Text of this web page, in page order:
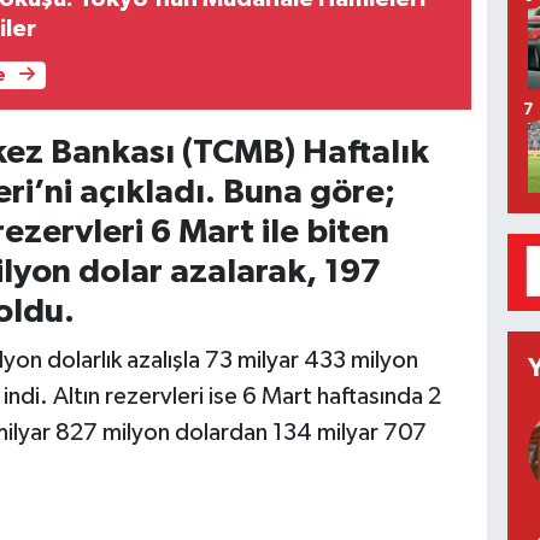
Bankası (TCMB) Haftalık
açıkladı. Buna göre;
6 Mart ile biten
dolar azalarak, 197
dolarlık azalışla 73 milyar 433 milyon
Altın rezervleri ise 6 Mart haftasında 2
827 milyon dolardan 134 milyar 707
7